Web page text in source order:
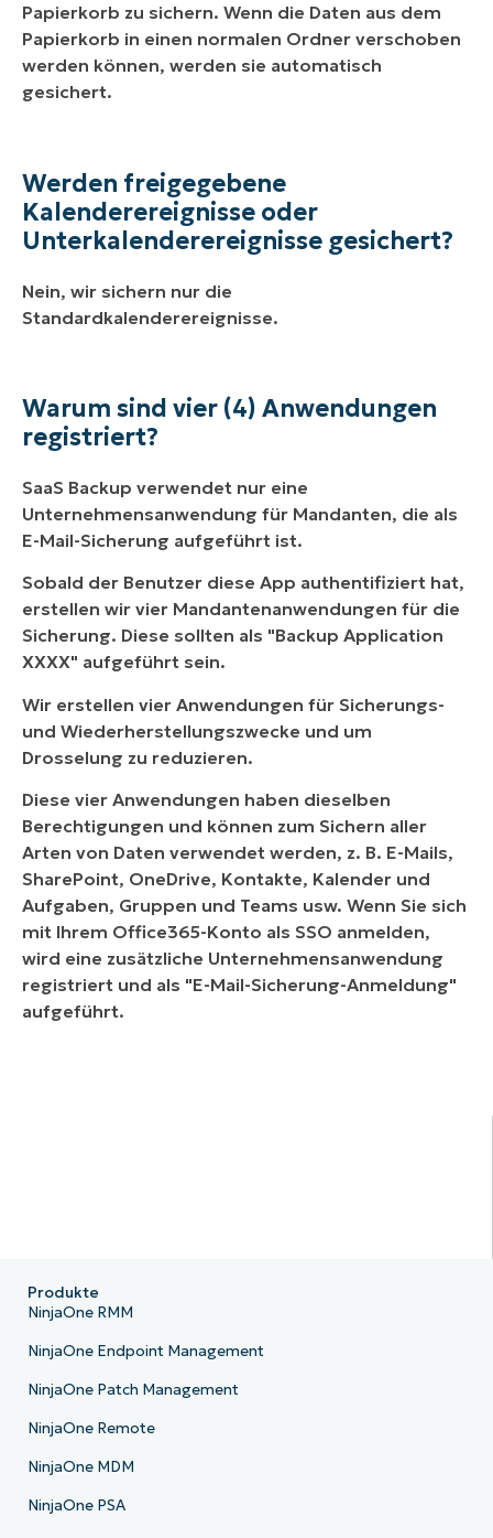
Papierkorb zu sichern. Wenn die Daten aus dem
Papierkorb in einen normalen Ordner verschoben
werden können, werden sie automatisch
gesichert.
Werden freigegebene
Kalenderereignisse oder
Unterkalenderereignisse gesichert?
Nein, wir sichern nur die
Standardkalenderereignisse.
Warum sind vier (4) Anwendungen
registriert?
SaaS Backup verwendet nur eine
Unternehmensanwendung für Mandanten, die als
E-Mail-Sicherung aufgeführt ist.
Sobald der Benutzer diese App authentifiziert hat,
erstellen wir vier Mandantenanwendungen für die
Sicherung. Diese sollten als "Backup Application
XXXX" aufgeführt sein.
Wir erstellen vier Anwendungen für Sicherungs-
und Wiederherstellungszwecke und um
Drosselung zu reduzieren.
Diese vier Anwendungen haben dieselben
Berechtigungen und können zum Sichern aller
Arten von Daten verwendet werden, z. B. E-Mails,
SharePoint, OneDrive, Kontakte, Kalender und
Aufgaben, Gruppen und Teams usw. Wenn Sie sich
mit Ihrem Office365-Konto als SSO anmelden,
wird eine zusätzliche Unternehmensanwendung
registriert und als "E-Mail-Sicherung-Anmeldung"
aufgeführt.
Produkte
NinjaOne RMM
NinjaOne Endpoint Management
NinjaOne Patch Management
NinjaOne Remote
NinjaOne MDM
NinjaOne PSA